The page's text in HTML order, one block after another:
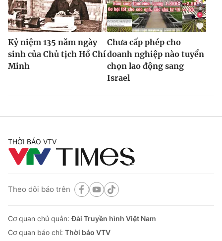
Kỷ niệm 135 năm ngày
sinh của Chủ tịch Hồ Chí
Minh
Chưa cấp phép cho
doanh nghiệp nào tuyển
chọn lao động sang
Israel
THỜI BÁO VTV
Theo dõi báo trên
Cơ quan chủ quản:Đài Truyền hình Việt Nam
Cơ quan báo chí: Thời báo VTV